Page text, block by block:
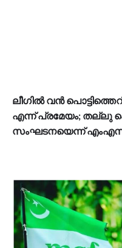
ലീഗിൽ വൻ
എന്ന് പ്രമേയം; തല്ലു
സംഘടനയെന്ന്